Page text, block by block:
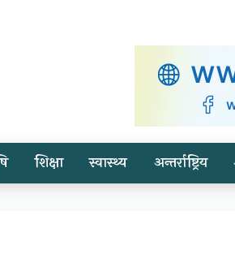
शिक्षा स्वास्थ्य अन्तर्राष्ट्रिय